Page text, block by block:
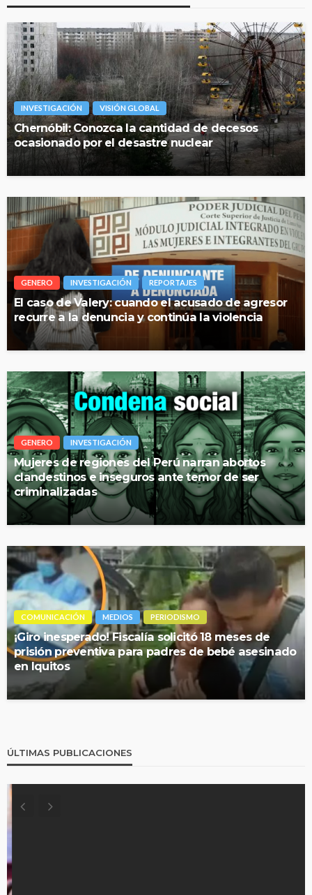
INVESTIGACIÓN VISIÓN GLOBAL
Chernóbil: Conozca la cantidad de decesos
ocasionado por el desastre nuclear
GENERO INVESTIGACIÓN REPORTAJES
El caso de Valery: cuando el acusado de agresor
recurre a la denuncia y continúa la violencia
GENERO INVESTIGACIÓN
Mujeres de regiones del Perú narran abortos
clandestinos e inseguros ante temor de ser
criminalizadas
COMUNICACIÓN MEDIOS PERIODISMO
¡Giro inesperado! Fiscalía solicitó 18 meses de
prisión preventiva para padres de bebé asesinado
en Iquitos
ÚLTIMAS PUBLICACIONES